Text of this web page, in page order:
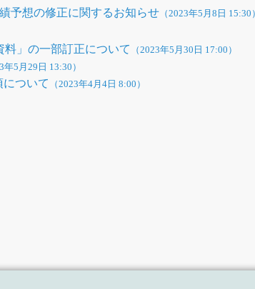
予想の修正に関するお知らせ （2023年5月8日 15:30
料」の一部訂正について
（2023年5月30日 17:00）
年5月29日 13:30）
ついて （2023年4月4日 8:00）